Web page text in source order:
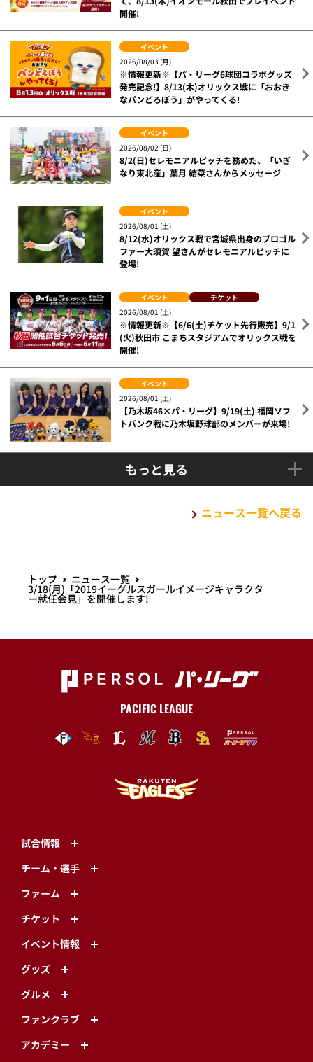
開催!
イベント
2026/08/03 (月)
※情報更新※【パ・リーグ6球団コラボグッズ
発売記念!】8/13(木)オリックス戦に「おおき
なパンどろぼう」がやってくる!
イベント
2026/08/02 (日)
8/2(日)セレモニアルピッチを務めた、「いぎ
なり東北産」葉月 結菜さんからメッセージ
イベント
2026/08/01 (土)
8/12(水)オリックス戦で宮城県出身のプロゴル
ファー大須賀 望さんがセレモニアルピッチに
登場!
イベント
チケット
2026/08/01 (土)
※情報更新※【6/6(土)チケット先行販売】9/1
(火)秋田市 こまちスタジアムでオリックス戦を
開催!
イベント
2026/08/01 (土)
【乃木坂46×パ・リーグ】9/19(土) 福岡ソフ
トバンク戦に乃木坂野球部のメンバーが来場!
もっと見る
ニュース一覧へ戻る
トップ ニュース一覧
3/18(月)「2019イーグルスガールイメージキャラクタ
ー就任会見」を開催します!
PACIFIC LEAGUE
試合情報
チーム・選手
ファーム
チケット
イベント情報
グッズ
グルメ
ファンクラブ
アカデミー